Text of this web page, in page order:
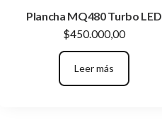
Plancha MQ480 Turbo LED
$450.000,00
Leer más